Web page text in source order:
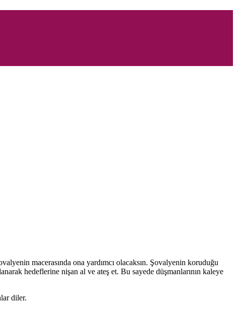
macerasında ona yardımcı olacaksın. Şovalyenin koruduğu
hedeflerine nişan al ve ateş et. Bu sayede düşmanlarının kaleye
diler.